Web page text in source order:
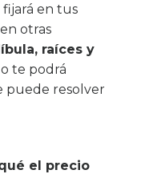
fijará en tus
otras
raíces y
te podrá
puede resolver
el precio